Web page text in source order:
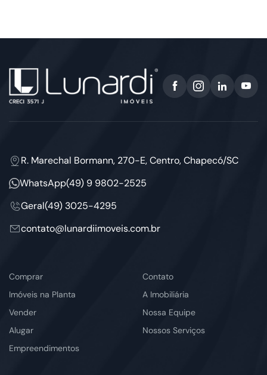
R. Marechal Bormann, 270-E, Centro, Chapecó/SC
WhatsApp(49) 9 9802-2525
Geral(49) 3025-4295
contato@lunardiimoveis.com.br
Comprar
Imóveis na Planta
Vender
Alugar
Empreendimentos
Contato
A Imobiliária
Nossa Equipe
Nossos Serviços